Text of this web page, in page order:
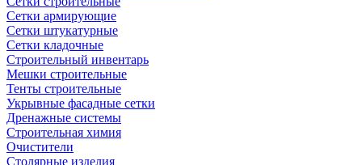
Сетки армирующие
Сетки штукатурные
Сетки кладочные
Строительный инвентарь
Мешки строительные
Тенты строительные
Укрывные фасадные сетки
Дренажные системы
Строительная химия
Очистители
Столярные изделия